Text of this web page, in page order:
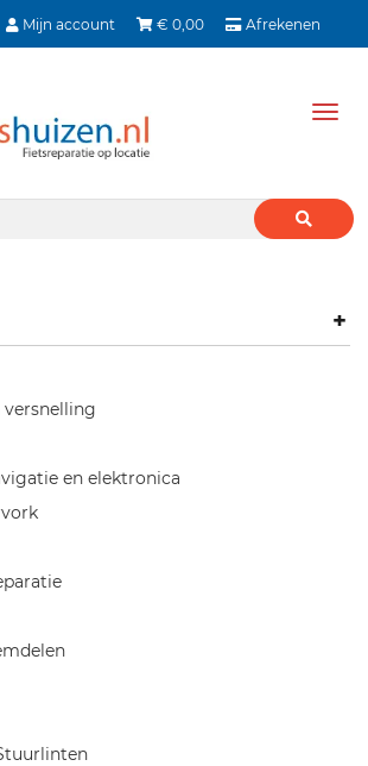
Mijn account € 0,00 Afrekenen
+
en elektronica